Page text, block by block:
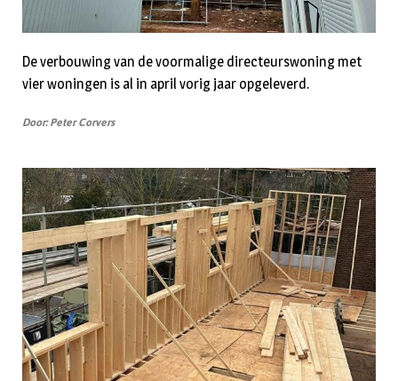
De verbouwing van de voormalige directeurswoning met
vier woningen is al in april vorig jaar opgeleverd.
Door: Peter Corvers